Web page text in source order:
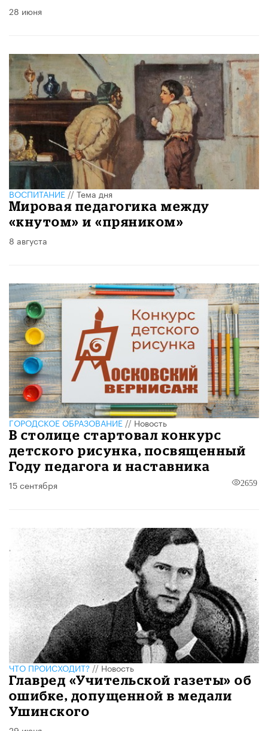
28 июня
ВОСПИТАНИЕ//Тема дня
Мировая педагогика между
«кнутом» и «пряником»
8 августа
ГОРОДСКОЕ ОБРАЗОВАНИЕ//Новость
В столице стартовал конкурс
детского рисунка, посвященный
Году педагога и наставника
15 сентября 2659
ЧТО ПРОИСХОДИТ?//Новость
Главред «Учительской газеты» об
ошибке, допущенной в медали
Ушинского